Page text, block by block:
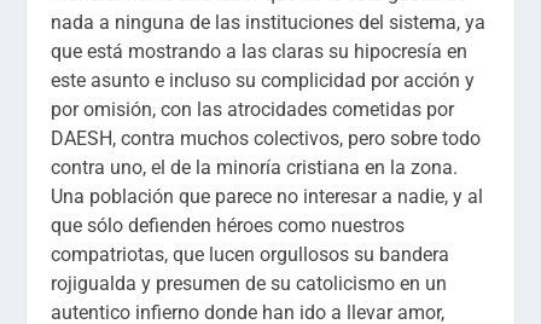
nada a ninguna de las instituciones del sistema, ya
que está mostrando a las claras su hipocresía en
este asunto e incluso su complicidad por acción y
por omisión, con las atrocidades cometidas por
DAESH, contra muchos colectivos, pero sobre todo
contra uno, el de la minoría cristiana en la zona.
Una población que parece no interesar a nadie, y al
que sólo defienden héroes como nuestros
compatriotas, que lucen orgullosos su bandera
rojigualda y presumen de su catolicismo en un
autentico infierno donde han ido a llevar amor,